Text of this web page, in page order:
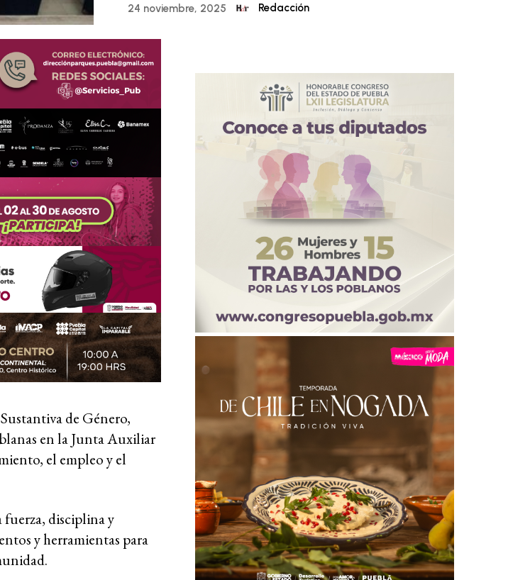
24 noviembre, 2025 Redacción
de Género,
en la Junta Auxiliar
el empleo y el
fuerza, disciplina y
y herramientas para